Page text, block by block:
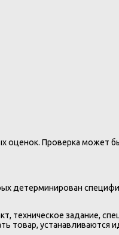
оценок. Проверка может
детерминирован
техническое задание,
устанавливаются